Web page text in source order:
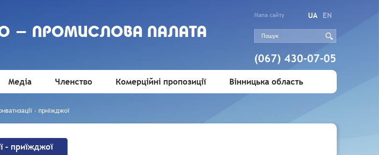
- ПРОМИСЛОВА ПАЛАТА
Мапа сайту UA EN
(067) 430-07-05
Медіа Членство Комерційні пропозиції Вінницька область
- приїжджої
– приїжджої